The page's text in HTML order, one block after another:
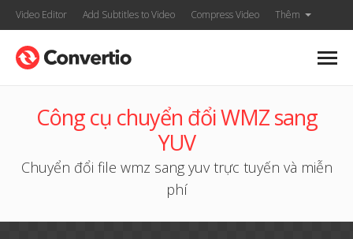
Video Editor Add Subtitles to Video Compress Video Thêm
Công cụ chuyển đổi WMZ sang
YUV
Chuyển đổi file wmz sang yuv trực tuyến và miễn
phí